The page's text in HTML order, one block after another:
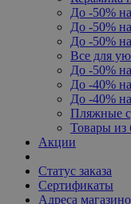
До -50%
До -50%
До -50%
Все для
До -50%
До -40%
До -40%
Пляжные
Товары из
Акции
Статус заказа
Сертификаты
Адреса